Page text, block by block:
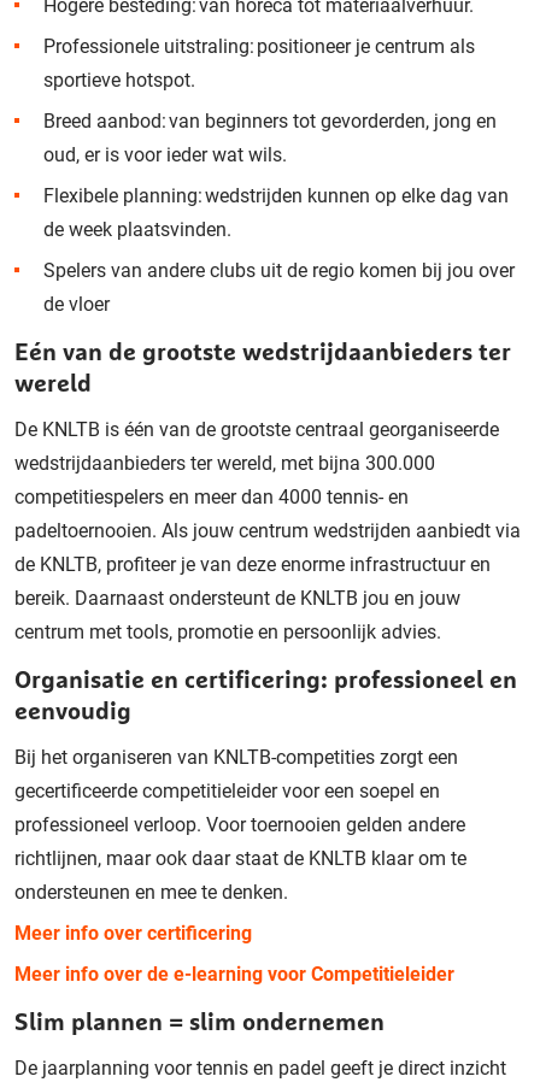
Hogere besteding: van horeca tot materiaalverhuur.
Professionele uitstraling: positioneer je centrum als
sportieve hotspot.
Breed aanbod: van beginners tot gevorderden, jong en
oud, er is voor ieder wat wils.
Flexibele planning: wedstrijden kunnen op elke dag van
de week plaatsvinden.
Spelers van andere clubs uit de regio komen bij jou over
de vloer
Eén van de grootste wedstrijdaanbieders ter
wereld
De KNLTB is één van de grootste centraal georganiseerde
wedstrijdaanbieders ter wereld, met bijna 300.000
competitiespelers en meer dan 4000 tennis- en
padeltoernooien. Als jouw centrum wedstrijden aanbiedt via
de KNLTB, profiteer je van deze enorme infrastructuur en
bereik. Daarnaast ondersteunt de KNLTB jou en jouw
centrum met tools, promotie en persoonlijk advies.
Organisatie en certificering: professioneel en
eenvoudig
Bij het organiseren van KNLTB-competities zorgt een
gecertificeerde competitieleider voor een soepel en
professioneel verloop. Voor toernooien gelden andere
richtlijnen, maar ook daar staat de KNLTB klaar om te
ondersteunen en mee te denken.
Meer info over certificering
Meer info over de e-learning voor Competitieleider
Slim plannen = slim ondernemen
De jaarplanning voor tennis en padel geeft je direct inzicht